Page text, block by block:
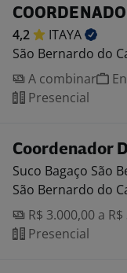
4,2
ITAYA
São Bernardo do
A combinar
Presencial
Coordenador
Suco Bagaço São
São Bernardo do
R$ 3.000,00 a
Presencial